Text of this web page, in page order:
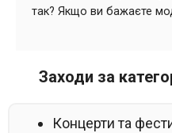
Заходи за
Концерти та